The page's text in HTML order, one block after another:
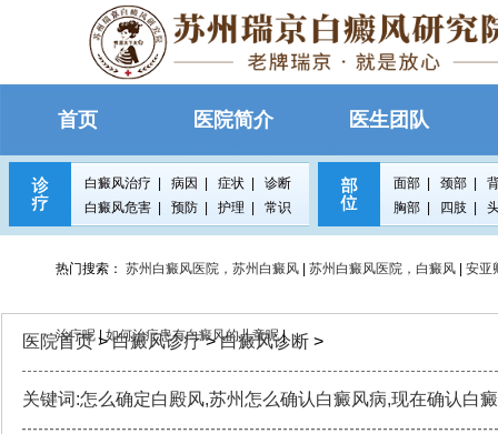
首页 医院简介 医生团队
白癜风治疗 病因 症状
诊断
白癜风危害
预防 护理 常识
面部 颈部
胸部
四肢
热门搜索： 苏州白癜风医院，苏州白癜风 苏州白癜风医院，白癜风 安亚
治疗呢|如何治疗患有白癜风的儿童呢|
医院首页>白癜风诊疗>白癜风诊断>
关键词:怎么确定白殿风,苏州怎么确认白癜风病,现在确认白